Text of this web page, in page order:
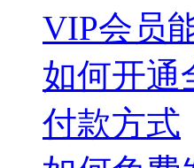
VIP会员
如何开通
付款方式